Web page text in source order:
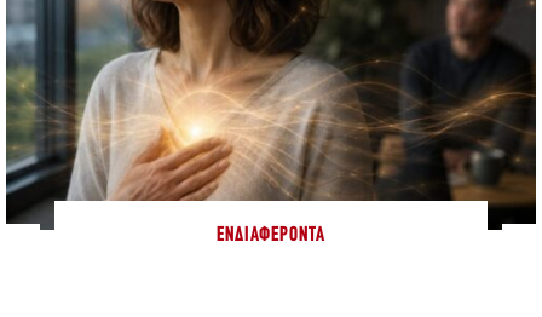
ΕΝΔΙΑΦΈΡΟΝΤΑ